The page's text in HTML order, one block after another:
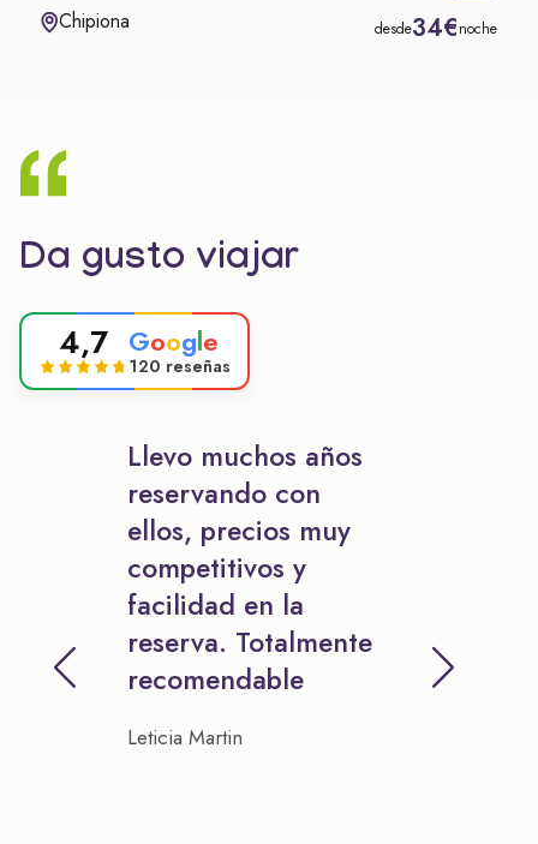
Chipiona desde34€noche
Da gusto viajar
4,7 Google
120 reseñas
Llevo muchos años
reservando con
ellos, precios muy
competitivos y
facilidad en la
reserva. Totalmente
recomendable
Leticia Martin